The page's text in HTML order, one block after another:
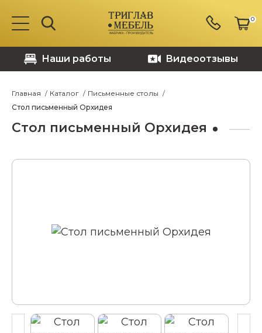
0
Наши работы Видеоотзывы
Главная Каталог
Письменные столы
Стол письменный Орхидея
Стол письменный Орхидея